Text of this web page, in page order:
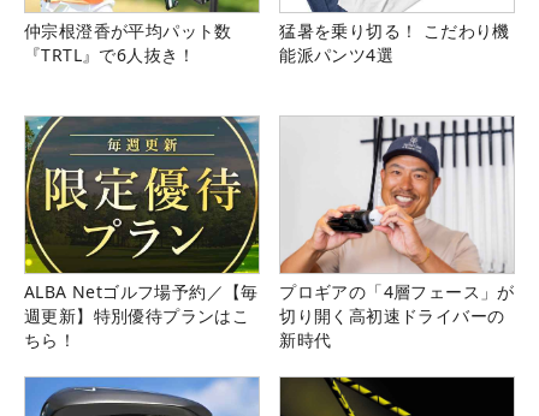
仲宗根澄香が平均パット数
『TRTL』で6人抜き！
猛暑を乗り切る！ こだわり機
能派パンツ4選
ALBA Netゴルフ場予約／【毎
週更新】特別優待プランはこ
ちら！
プロギアの「4層フェース」が
切り開く高初速ドライバーの
新時代